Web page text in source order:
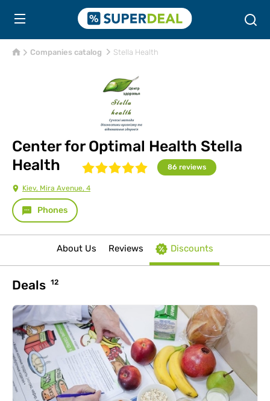
Companies catalog Stella Health
Center for Optimal Health Stella
Health
86 reviews
Kiev, Mira Avenue, 4
Phones
About Us Reviews Discounts
Deals 12